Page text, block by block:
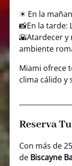
☀ En la
📸En la tarde:
🌇Atardecer y
ambiente
Miami ofrece
clima cálido y
Reserva
Con más de
de Biscayne